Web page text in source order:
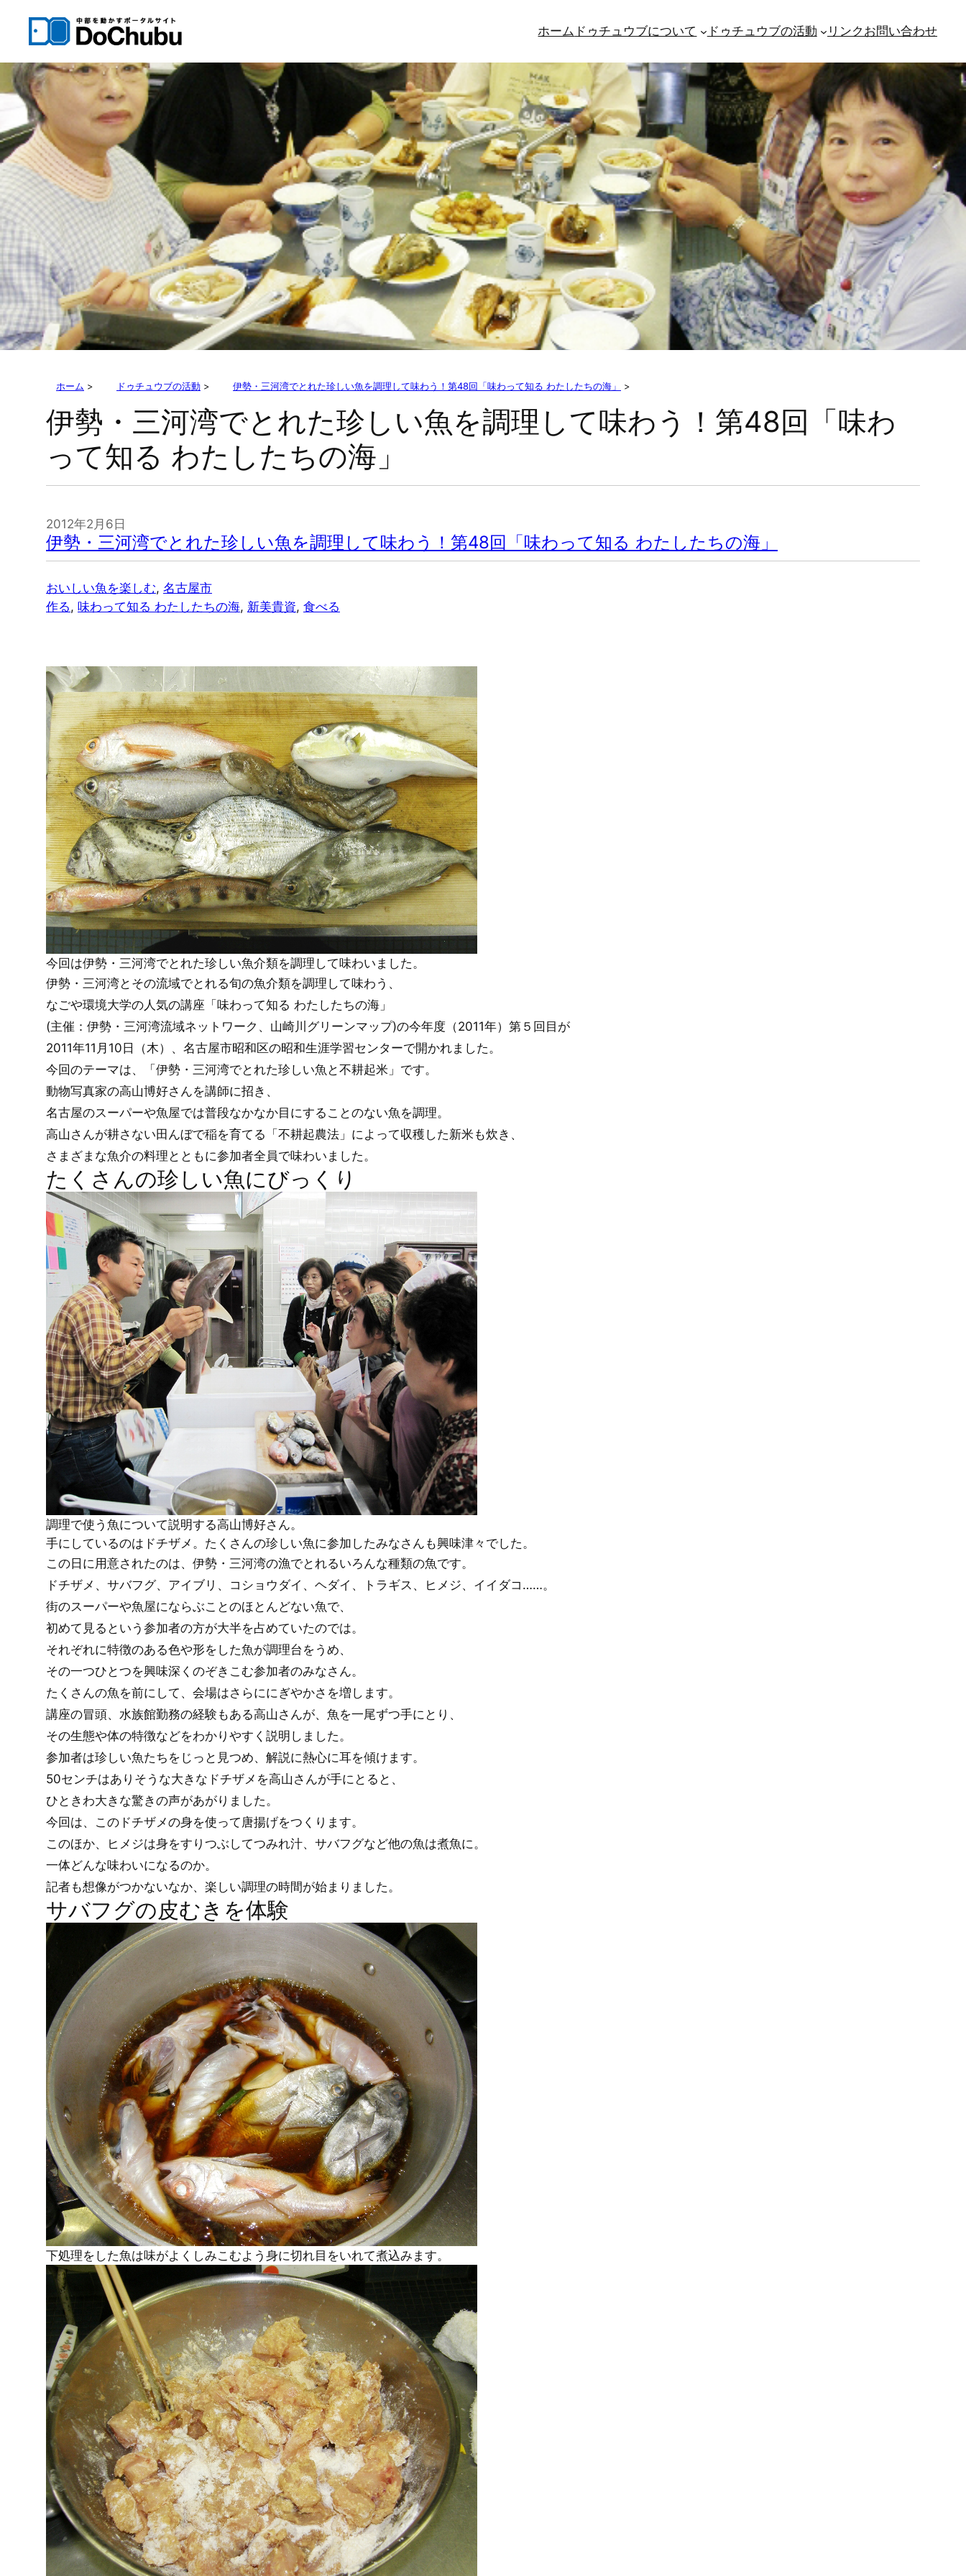
ス
ホーム ドゥチュウブについて ドゥチュウブの活動 リンク お問い合わせ
ホーム > ドゥチュウブの活動 > 伊勢・三河湾でとれた珍しい魚を調理して味わう！第48回「味わって知る わたしたちの海」 >
伊勢・三河湾でとれた珍しい魚を調理して味わう！第48回「味わ
って知る わたしたちの海」
2012年2月6日
伊勢・三河湾でとれた珍しい魚を調理して味わう！第48回「味わって知る わたしたちの海」
おいしい魚を楽しむ, 名古屋市
作る, 味わって知る わたしたちの海, 新美貴資, 食べる
今回は伊勢・三河湾でとれた珍しい魚介類を調理して味わいました。
伊勢・三河湾とその流域でとれる旬の魚介類を調理して味わう、
なごや環境大学の人気の講座「味わって知る わたしたちの海」
(主催：伊勢・三河湾流域ネットワーク、山崎川グリーンマップ)の今年度（2011年）第５回目が
2011年11月10日（木）、名古屋市昭和区の昭和生涯学習センターで開かれました。
今回のテーマは、「伊勢・三河湾でとれた珍しい魚と不耕起米」です。
動物写真家の高山博好さんを講師に招き、
名古屋のスーパーや魚屋では普段なかなか目にすることのない魚を調理。
高山さんが耕さない田んぼで稲を育てる「不耕起農法」によって収穫した新米も炊き、
さまざまな魚介の料理とともに参加者全員で味わいました。
たくさんの珍しい魚にびっくり
調理で使う魚について説明する高山博好さん。
手にしているのはドチザメ。たくさんの珍しい魚に参加したみなさんも興味津々でした。
この日に用意されたのは、伊勢・三河湾の漁でとれるいろんな種類の魚です。
ドチザメ、サバフグ、アイブリ、コショウダイ、ヘダイ、トラギス、ヒメジ、イイダコ……。
街のスーパーや魚屋にならぶことのほとんどない魚で、
初めて見るという参加者の方が大半を占めていたのでは。
それぞれに特徴のある色や形をした魚が調理台をうめ、
その一つひとつを興味深くのぞきこむ参加者のみなさん。
たくさんの魚を前にして、会場はさらににぎやかさを増します。
講座の冒頭、水族館勤務の経験もある高山さんが、魚を一尾ずつ手にとり、
その生態や体の特徴などをわかりやすく説明しました。
参加者は珍しい魚たちをじっと見つめ、解説に熱心に耳を傾けます。
50センチはありそうな大きなドチザメを高山さんが手にとると、
ひときわ大きな驚きの声があがりました。
今回は、このドチザメの身を使って唐揚げをつくります。
このほか、ヒメジは身をすりつぶしてつみれ汁、サバフグなど他の魚は煮魚に。
一体どんな味わいになるのか。
記者も想像がつかないなか、楽しい調理の時間が始まりました。
サバフグの皮むきを体験
下処理をした魚は味がよくしみこむよう身に切れ目をいれて煮込みます。